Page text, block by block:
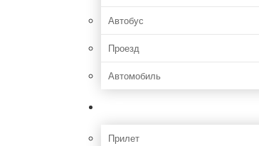
Автобус
Проезд
Автомобиль
Прилет